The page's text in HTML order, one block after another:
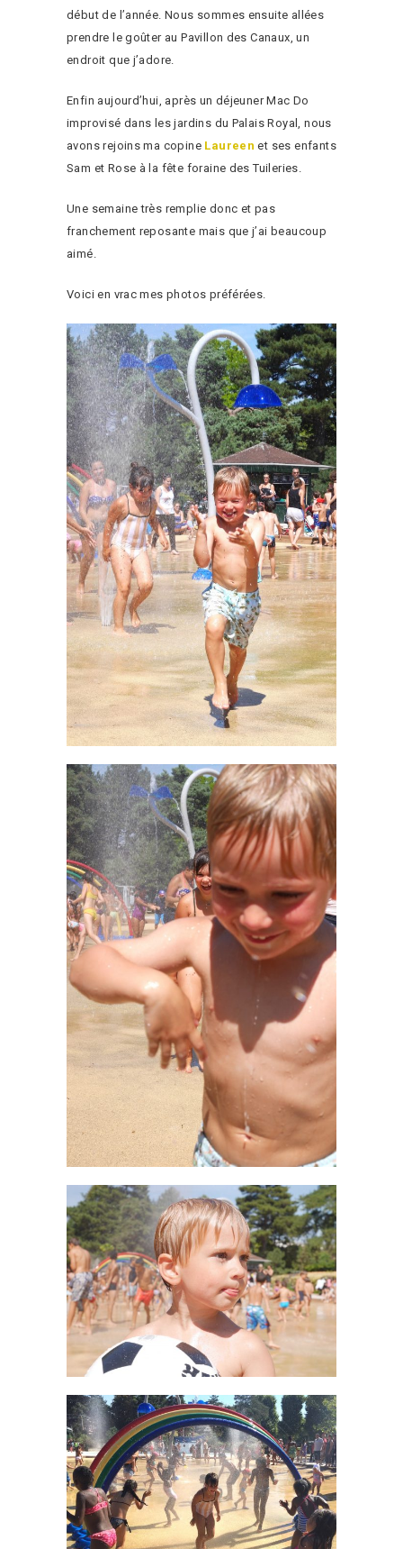
début de l’année. Nous sommes ensuite allées
prendre le goûter au Pavillon des Canaux, un
endroit que j’adore.
Enfin aujourd’hui, après un déjeuner Mac Do
improvisé dans les jardins du Palais Royal, nous
avons rejoins ma copine Laureen et ses enfants
Sam et Rose à la fête foraine des Tuileries.
Une semaine très remplie donc et pas
franchement reposante mais que j’ai beaucoup
aimé.
Voici en vrac mes photos préférées.